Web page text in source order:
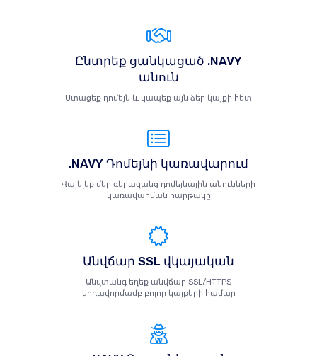
Ընտրեք ցանկացած .NAVY
անուն
Ստացեք դոմեյն և կապեք այն ձեր կայքի հետ
.NAVY Դոմեյնի կառավարում
Վայելեք մեր գերազանց դոմեյնային անունների
կառավարման հարթակը
Անվճար SSL վկայական
Անվտանգ եղեք անվճար SSL/HTTPS
կոդավորմամբ բոլոր կայքերի համար